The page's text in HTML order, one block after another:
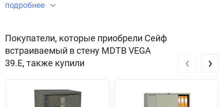
подробнее
Покупатели, которые приобрели Сейф
встраиваемый в стену MDTB VEGA
39.E, также купили
‹ ›